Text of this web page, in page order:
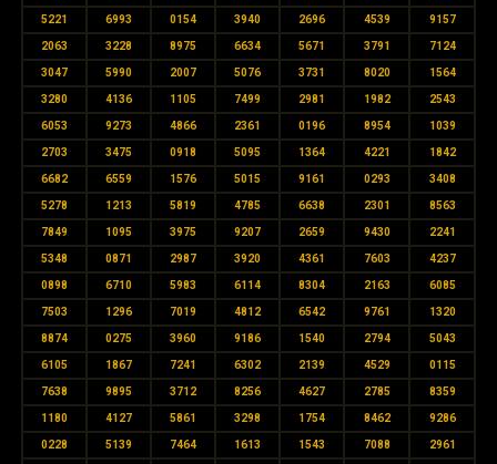
5221 6993 0154 3940 2696 4539 9157
2063 3228 8975 6634 5671 3791 7124
3047 5990 2007 5076 3731 8020 1564
3280 4136 1105 7499 2981 1982 2543
6053 9273 4866 2361 0196 8954 1039
2703 3475 0918 5095 1364 4221 1842
6682 6559 1576 5015 9161 0293 3408
5278 1213 5819 4785 6638 2301 8563
7849 1095 3975 9207 2659 9430 2241
5348 0871 2987 3920 4361 7603 4237
0898 6710 5983 6114 8304 2163 6085
7503 1296 7019 4812 6542 9761 1320
8874 0275 3960 9186 1540 2794 5043
6105 1867 7241 6302 2139 4529 0115
7638 9895 3712 8256 4627 2785 8359
1180 4127 5861 3298 1754 8462 9286
0228 5139 7464 1613 1543 7088 2961